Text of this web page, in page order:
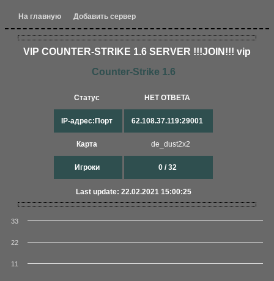
На главную Добавить сервер
VIP COUNTER-STRIKE 1.6 SERVER !!!JOIN!!! vip
Counter-Strike 1.6
Статус
IP-адрес:Порт
Карта
Игроки
НЕТ ОТВЕТА
62.108.37.119:29001
de_dust2x2
0 / 32
Last update: 22.02.2021 15:00:25
11
22
33